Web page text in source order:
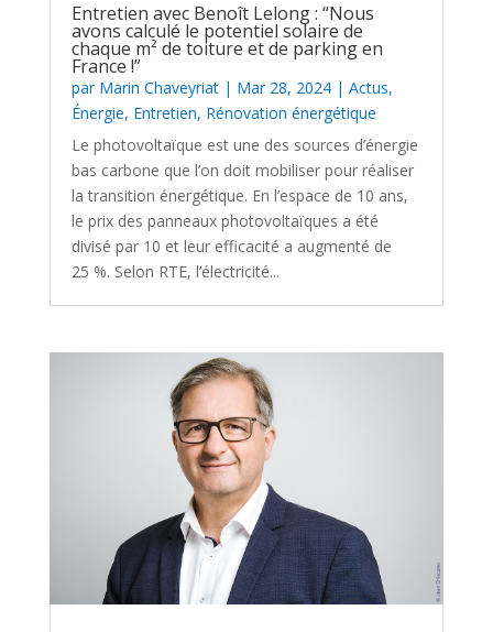
Entretien avec Benoît Lelong : “Nous
avons calculé le potentiel solaire de
chaque m² de toiture et de parking en
France !”
par Marin Chaveyriat| Mar 28, 2024| Actus,
Énergie, Entretien, Rénovation énergétique
Le photovoltaïque est une des sources d’énergie
bas carbone que l’on doit mobiliser pour réaliser
la transition énergétique. En l’espace de 10 ans,
le prix des panneaux photovoltaïques a été
divisé par 10 et leur efficacité a augmenté de
25 %. Selon RTE, l’électricité...